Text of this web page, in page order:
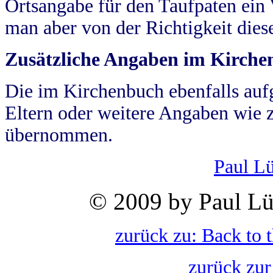
Ortsangabe für den Taufpaten
man aber von der Richtigkeit
Zusätzliche Angaben im
Die im Kirchenbuch ebenfalls
Eltern oder weitere Angaben wie
übernommen.
Paul
© 2009 by Paul
zurück zu: Back to
zurück